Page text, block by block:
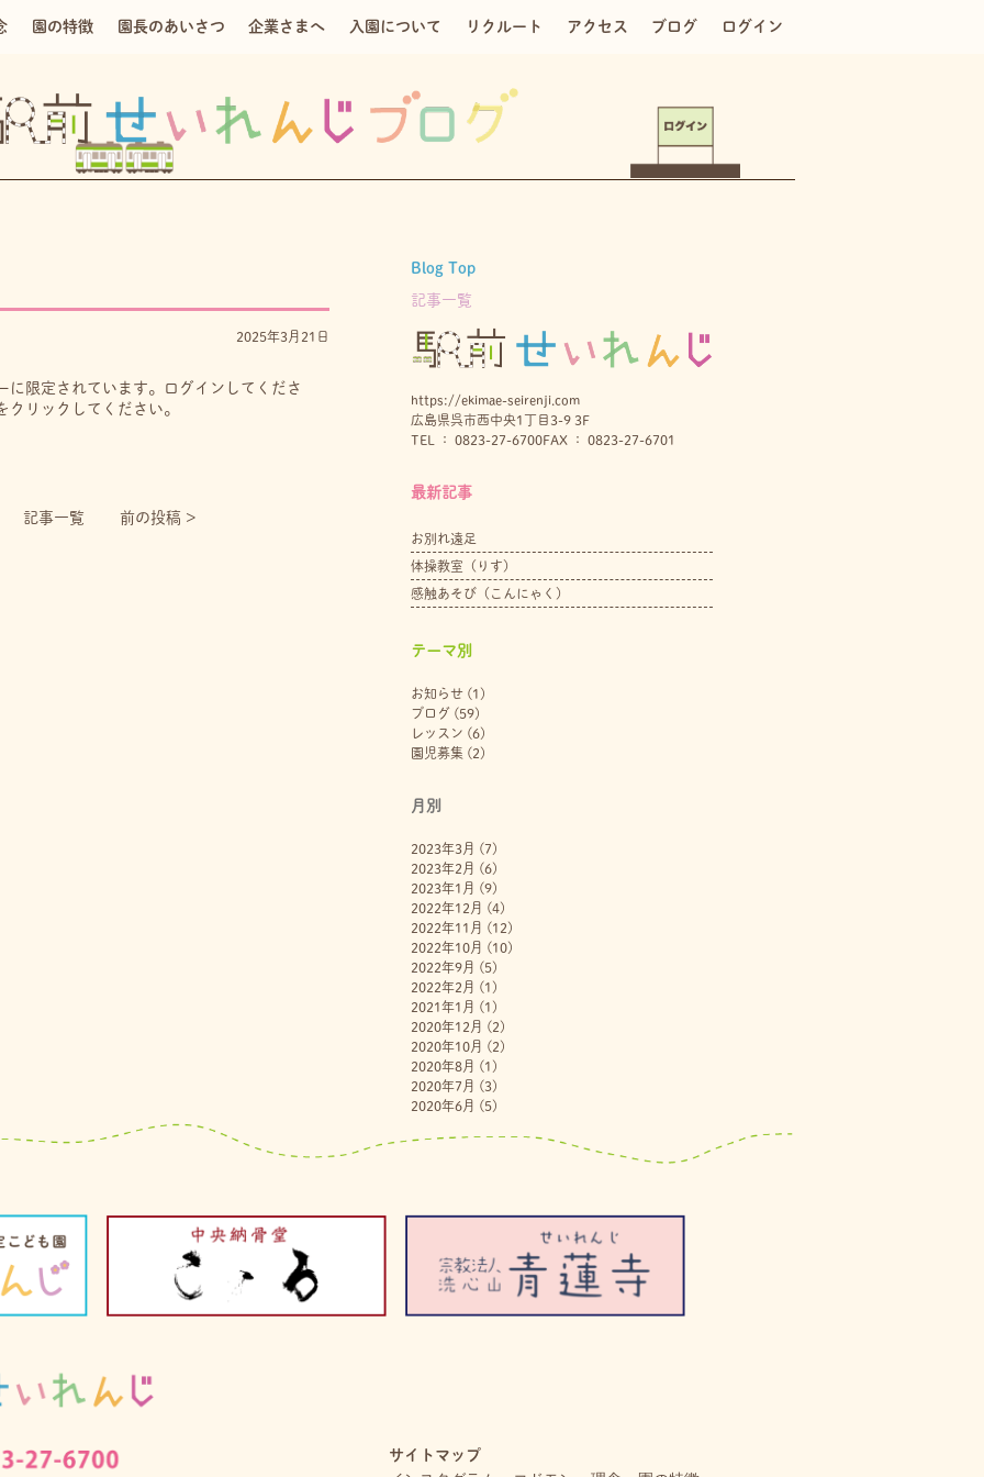
園の特徴 園長のあいさつ 企業さまへ 入園について リクルート アクセス ブログ ログイン
2025年3月21日
に限定されています。ログインしてくださ
クリックしてください。
記事一覧 前の投稿 >
Blog Top
記事一覧
https://ekimae-seirenji.com
広島県呉市西中央1丁目3-9 3F
TEL ： 0823-27-6700FAX ： 0823-27-6701
最新記事
お別れ遠足
体操教室（りす）
感触あそび（こんにゃく）
テーマ別
お知らせ(1)
ブログ(59)
レッスン (6)
園児募集 (2)
月別
2023年3月 (7)
2023年2月 (6)
2023年1月 (9)
2022年12月 (4)
2022年11月 (12)
2022年10月 (10)
2022年9月 (5)
2022年2月 (1)
2021年1月 (1)
2020年12月 (2)
2020年10月 (2)
2020年8月 (1)
2020年7月 (3)
2020年6月 (5)
サイトマップ